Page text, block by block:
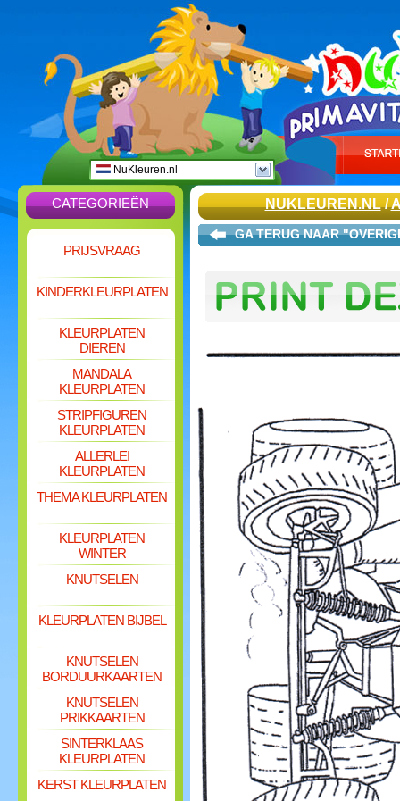
NuKleuren.nl
CATEGORIEËN
PRIJSVRAAG
KINDERKLEURPLATEN
KLEURPLATEN
DIEREN
MANDALA
KLEURPLATEN
STRIPFIGUREN
KLEURPLATEN
ALLERLEI
KLEURPLATEN
THEMA KLEURPLATEN
KLEURPLATEN
WINTER
KNUTSELEN
KLEURPLATEN BIJBEL
KNUTSELEN
BORDUURKAARTEN
KNUTSELEN
PRIKKAARTEN
SINTERKLAAS
KLEURPLATEN
KERST KLEURPLATEN
NUKLEUREN.NL/
GA TERUG NAAR